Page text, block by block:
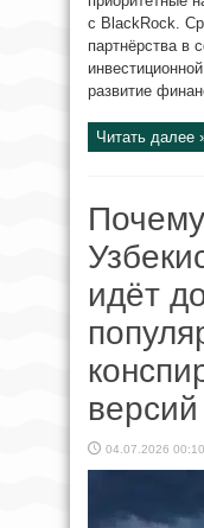
с BlackRock.
партнёрства в
развитие
Читать далее
идёт
версий
04.07.2026 00:10